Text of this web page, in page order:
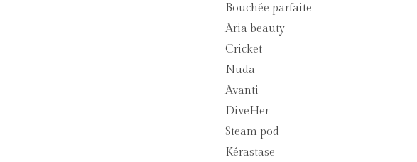
Bouchée parfaite
Aria beauty
Cricket
Nuda
Avanti
DiveHer
Steam pod
Kérastase